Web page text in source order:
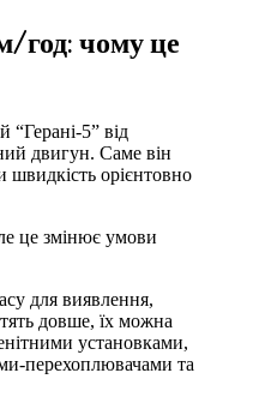
год: чому це
“Герані-5” від
двигун. Саме він
швидкість орієнтовно
це змінює умови
для виявлення,
довше, їх можна
установками,
перехоплювачами та